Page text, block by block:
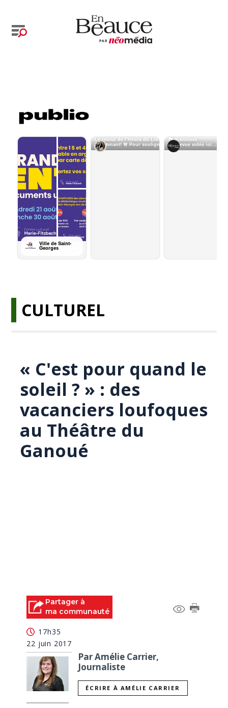
CULTUREL
« C'est pour quand le
soleil ? » : des
vacanciers loufoques
au Théâtre du
Ganoué
Partager à
ma communauté
17h35
22 juin 2017
Par Amélie Carrier,
Journaliste
ÉCRIRE À AMÉLIE CARRIER